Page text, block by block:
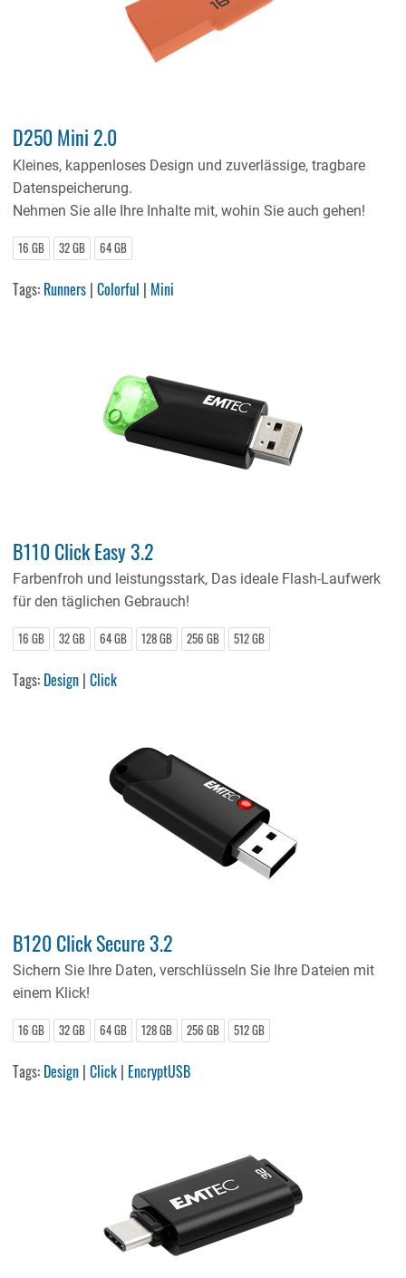
D250 Mini 2.0
Kleines, kappenloses Design und zuverlässige, tragbare
Datenspeicherung.
Nehmen Sie alle Ihre Inhalte mit, wohin Sie auch gehen!
16 GB 32 GB 64 GB
Tags: Runners |Colorful | Mini
B110 Click Easy 3.2
Farbenfroh und leistungsstark, Das ideale Flash-Laufwerk
für den täglichen Gebrauch!
16 GB 32 GB 64 GB 128 GB 256 GB 512 GB
Tags: Design |Click
B120 Click Secure 3.2
Sichern Sie Ihre Daten, verschlüsseln Sie Ihre Dateien mit
einem Klick!
16 GB 32 GB 64 GB 128 GB 256 GB 512 GB
Tags: Design |Click | EncryptUSB